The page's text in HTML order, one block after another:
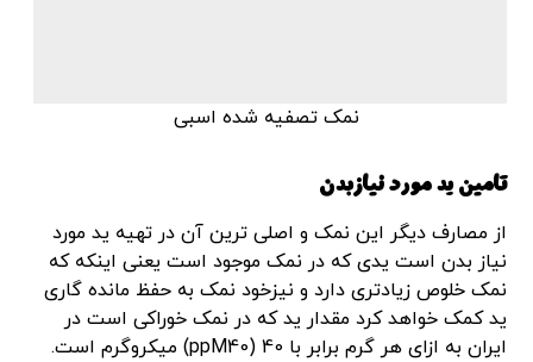
نمک تصفیه شده اسبی
تامین ید مورد نیازبدن
از مصارف دیگر این نمک و اصلی ترین آن در تهیه ید مورد
نیاز بدن است یدی که در نمک موجود است یعنی اینکه که
نمک خلوص زیادتری دارد و نیزخود نمک به حفظ مانده گاری
ید کمک خواهد کرد مقدار ید که در نمک خوراکی است در
ایران به ازای هر گرم برابر با ppM40) 40) میکروگرم است.